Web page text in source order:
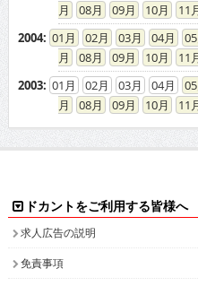
08
09 10 11
2004: 01 02 03 04 05
08
09 10 11
2003: 01 02 03 04 05
08
09 10 11
ドカントをご利用する皆様へ
求人広告の説明
免責事項